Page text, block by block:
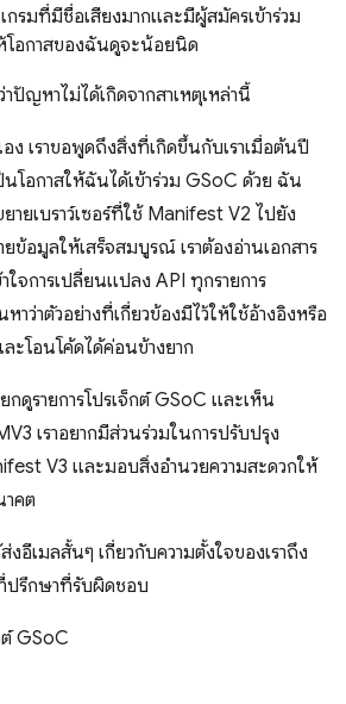
รมที่มีชื่อเสียงมากและมีผู้สมัครเข้าร่วม
โอกาสของฉันดูจะน้อยนิด
าปัญหาไม่ได้เกิดจากสาเหตุเหล่านี้
อง เราขอพูดถึงสิ่งที่เกิดขึ้นกับเราเมื่อต้นปี
โอกาสให้ฉันได้เข้าร่วม GSoC ด้วย ฉัน
ายเบราว์เซอร์ที่ใช้ Manifest V2 ไปยัง
ข้อมูลให้เสร็จสมบูรณ์ เราต้องอ่านเอกสาร
ใจการเปลี่ยนแปลง API ทุกรายการ
าว่าตัวอย่างที่เกี่ยวข้องมีไว้ให้ใช้อ้างอิงหรือ
ละโอนโค้ดได้ค่อนข้างยาก
กดูรายการโปรเจ็กต์ GSoC และเห็น
เราอยากมีส่วนร่วมในการปรับปรุง
V3 และมอบสิ่งอำนวยความสะดวกให้
คต
งอีเมลสั้นๆ เกี่ยวกับความตั้งใจของเราถึง
ปรึกษาที่รับผิดชอบ
ต์ GSoC